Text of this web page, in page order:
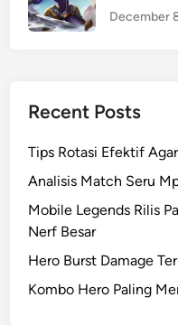
December
Recent Posts
Tips Rotasi Efektif
Analisis Match Seru
Mobile Legends Rilis
Nerf Besar
Hero Burst Damage
Kombo Hero Paling